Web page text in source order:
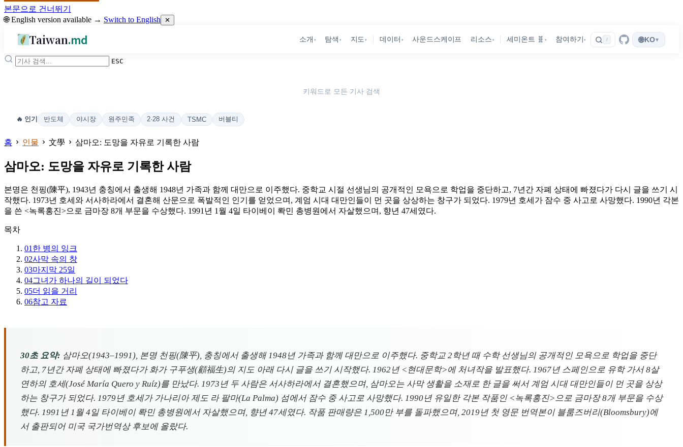
본문으로 건너뛰기
🌐 English version available → Switch to English ✕
Taiwan.md 소개 ▾ 탐색 ▾ 지도 ▾ 데이터 ▾ 사운드스케이프 리소스 ▾ 세미온트 🧬 ▾ 참여하기 ▾ / 🌐KO▾
ESC
키워드로 모든 기사 검색
🔥 인기 반도체 야시장 원주민족 2·28 사건 TSMC 버블티
홈 인물 文學 삼마오: 도망을 자유로 기록한 사람
삼마오: 도망을 자유로 기록한 사람
본명은 천핑(陳平), 1943년 충칭에서 출생해 1948년 가족과 함께 대만으로 이주했다. 중학교 시절 선생님의 공개적인 모욕으로 학업을 중단하고, 7년간 자폐 상태에 빠졌다가 다시 글을 쓰기 시
작했다. 1973년 호세와 서사하라에서 결혼해 산문으로 폭발적인 인기를 얻었으며, 계엄 시대 대만인들이 먼 곳을 상상하는 창구가 되었다. 1979년 호세가 잠수 중 사고로 사망했다. 1990년 각본
을 쓴 <녹록홍진>으로 금마장 8개 부문을 수상했다. 1991년 1월 4일 타이베이 롹민 총병원에서 자살했으며, 향년 47세였다.
목차
01 한 병의 잉크
02사막 속의 창
03마지막 25일
04그녀가 하나의 길이 되었다
05더 읽을 거리
06참고 자료
30초 요약: 삼마오(1943–1991), 본명 천핑(陳平), 충칭에서 출생해 1948년 가족과 함께 대만으로 이주했다. 중학교 2학년 때 수학 선생님의 공개적인 모욕으로 학업을 중단
하고, 7년간 자폐 상태에 빠졌다가 화가 구푸생(顧福生)의 지도 아래 다시 글을 쓰기 시작했다. 1962년 <현대문학>에 처녀작을 발표했다. 1967년 스페인으로 유학 가서 8살
연하의 호세(José María Quero y Ruíz)를 만났다. 1973년 두 사람은 서사하라에서 결혼했으며, 삼마오는 사막 생활을 소재로 한 글을 써서 계엄 시대 대만인들이 먼 곳을 상상
하는 창구가 되었다. 1979년 호세가 가나리아 제도 라 팔마(La Palma) 섬에서 잠수 중 사고로 사망했다. 1990년 유일한 각본 작품인 <녹록홍진>으로 금마장 8개 부문을 수상
했다. 1991년 1월 4일 타이베이 롹민 총병원에서 자살했으며, 향년 47세였다. 작품 판매량은 1,500만 부를 돌파했으며, 2019년 첫 영문 번역본이 블룸즈버리(Bloomsbury)에
서 출판되어 미국 국가번역상 후보에 올랐다.